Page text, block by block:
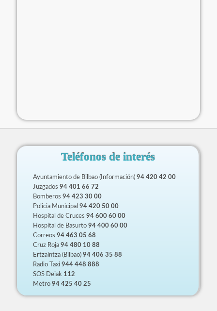
Teléfonos de interés
Ayuntamiento de Bilbao (Información) 94 420 42 00
Juzgados 94 401 66 72
Bomberos 94 423 30 00
Policia Municipal 94 420 50 00
Hospital de Cruces 94 600 60 00
Hospital de Basurto94 400 60 00
Correos 94 463 05 68
Cruz Roja 94 480 10 88
Ertzaintza (Bilbao) 94 406 35 88
Radio Taxi 944 448 888
SOS Deiak 112
Metro 94 425 40 25